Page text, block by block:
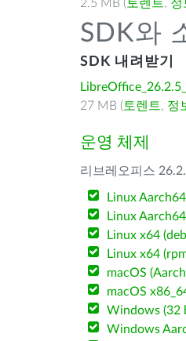
2.5 MB ( 토렌트, 정
SDK와
SDK 내려받기
27 MB ( 토렌트, 정
운영 체제
리브레오피스
Linux
Linux
Linux x64
Linux x64
macOS
macOS
Windows (32
Windows